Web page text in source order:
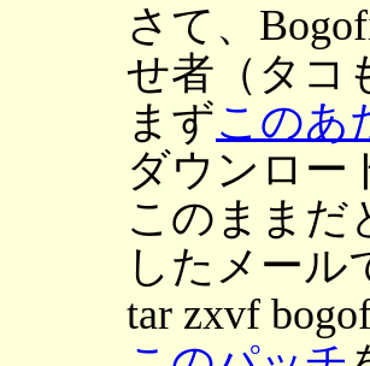
さて、
せ者（タコ
まずこのあ
ダウンロー
このままだ
したメール
tar zxvf